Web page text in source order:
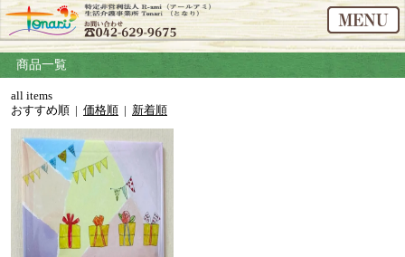
商品一覧
all items
おすすめ順 | 価格順 | 新着順